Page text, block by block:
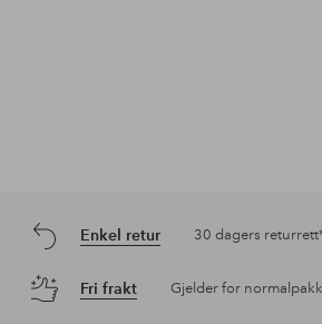
Enkel retur 30 dagers
Fri frakt Gjelder for